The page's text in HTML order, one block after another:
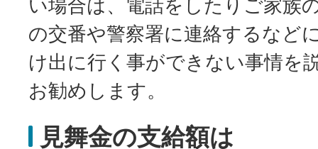
い場合は、電話をしたりご家族
の交番や警察署に連絡するなど
け出に行く事ができない事情を
お勧めします。
見舞金の支給額は